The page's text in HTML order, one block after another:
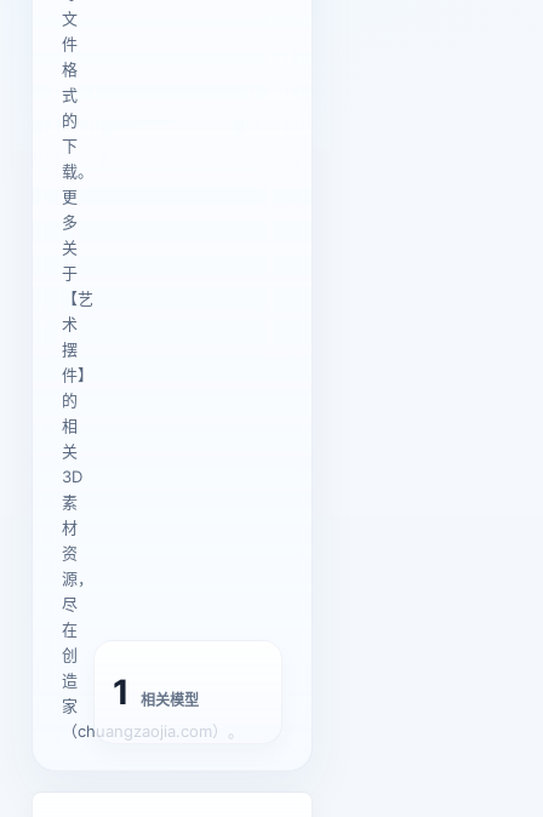
文
件
格
式
的
下
载。
更
多
关
于
【艺
术
摆
件】
的
相
关
3D
素
材
资
源，
尽
在
创
造
家
（chuangzaojia.com）。
1 相关模型